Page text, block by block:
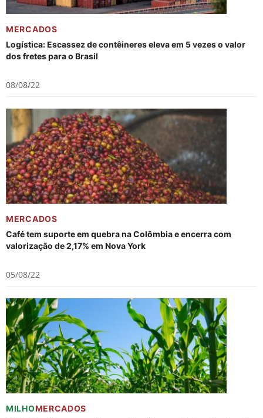
MERCADOS
Logística: Escassez de contêineres eleva em 5 vezes o valor
dos fretes para o Brasil
08/08/22
MERCADOS
Café tem suporte em quebra na Colômbia e encerra com
valorização de 2,17% em Nova York
05/08/22
MILHOMERCADOS